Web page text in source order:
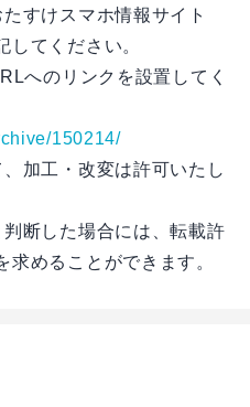
すけスマホ情報サイト
してください。
へのリンクを設置してく
150214/
加工・改変は許可いたし
断した場合には、転載許
めることができます。